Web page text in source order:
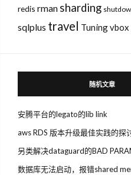
redis rman sharding
sqlplus travel Tuningvbox
随机文章
安腾平台的legato的lib link
aws RDS 版本升级最佳实践的探
另类解决dataguard的BAD
数据库无法启动，报错shared